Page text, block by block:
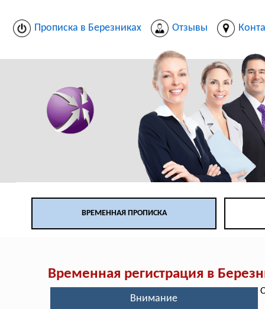
Прописка в Березниках Отзывы
ВРЕМЕННАЯ ПРОПИСКА
Временная регистрация в
Внимание